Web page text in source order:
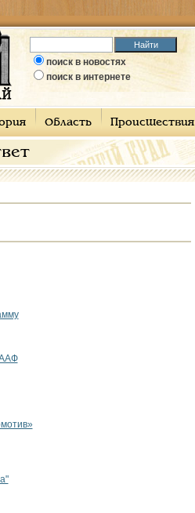
поиск в новостях
поиск в интернете
Область Происшествия